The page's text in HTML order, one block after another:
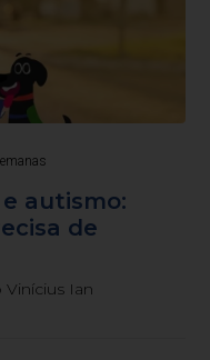
autismo:
de
Ian